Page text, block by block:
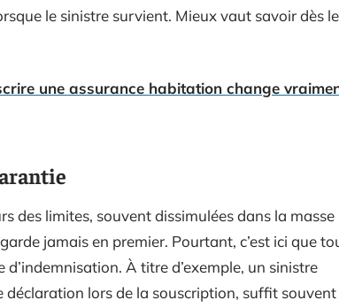
le sinistre survient. Mieux vaut savoir dès le
une assurance habitation change
des limites, souvent dissimulées dans la masse
jamais en premier. Pourtant, c’est ici que
À titre d’exemple, un sinistre
lors de la souscription, suffit souvent